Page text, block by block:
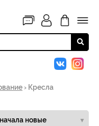
› Кресла
▼